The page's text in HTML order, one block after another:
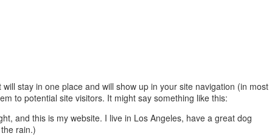
stay in one place and will show up in your site navigation (in most
to potential site visitors. It might say something like this:
and this is my website. I live in Los Angeles, have a great dog
rain.)